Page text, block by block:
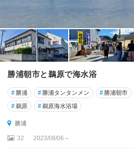
船
橋
葉
・
幕
張
市
原
勝浦朝市と鵜原で海水浴
# 勝浦 # 勝浦タンタンメン # 勝浦朝市
#鵜原 #鵜原海水浴場
勝浦
32 2023/08/06～